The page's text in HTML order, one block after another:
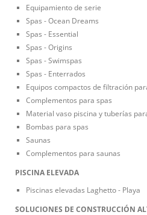
Equipamiento de serie
Spas - Ocean Dreams
Spas - Essential
Spas - Origins
Spas - Swimspas
Spas - Enterrados
Equipos compactos de filtración
Complementos para spas
Material vaso piscina y tuberías
Bombas para spas
Saunas
Complementos para saunas
PISCINA ELEVADA
Piscinas elevadas Laghetto - Playa
SOLUCIONES DE CONSTRUCCIÓN